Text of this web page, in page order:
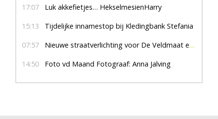
17:07 Luk akkefietjes… HekselmesienHarry
15:13 Tijdelijke innamestop bij Kledingbank Stefania
07:57 Nieuwe straatverlichting voor De Veldmaat en De Pas
14:50 Foto vd Maand Fotograaf: Anna Jalving